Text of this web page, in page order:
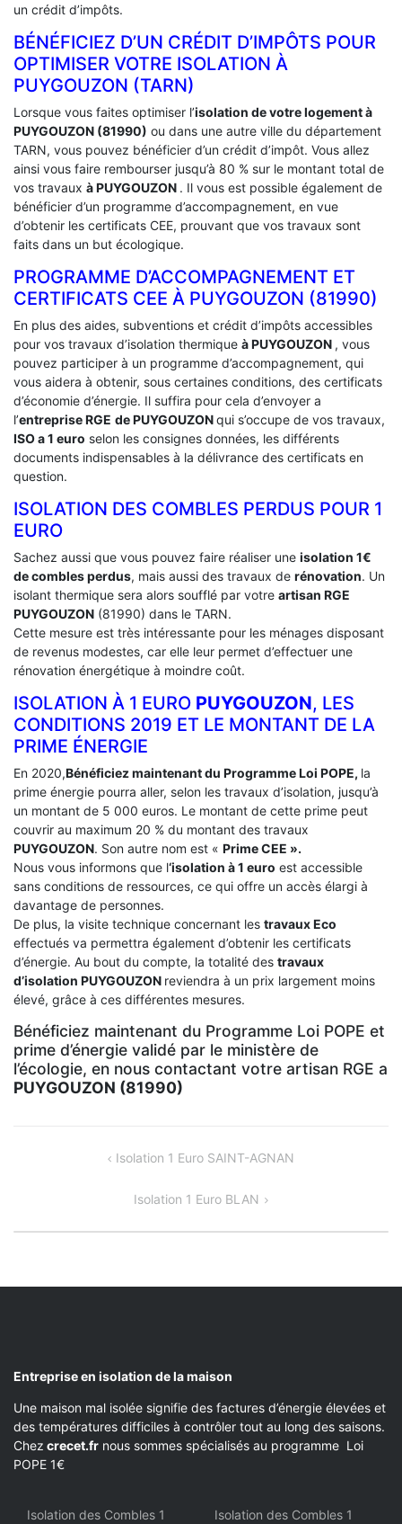
un crédit d’impôts.
BÉNÉFICIEZ D’UN CRÉDIT D’IMPÔTS POUR
OPTIMISER VOTRE ISOLATION À
‎PUYGOUZON (TARN)
Lorsque vous faites optimiser l’isolation de votre logement à
PUYGOUZON (81990) ou dans une autre ville du département
TARN, vous pouvez bénéficier d’un crédit d’impôt. Vous allez
ainsi vous faire rembourser jusqu’à 80 % sur le montant total de
vos travaux à PUYGOUZON . Il vous est possible également de
bénéficier d’un programme d’accompagnement, en vue
d’obtenir les certificats CEE, prouvant que vos travaux sont
faits dans un but écologique.
PROGRAMME D’ACCOMPAGNEMENT ET
CERTIFICATS CEE À ‎PUYGOUZON (81990)
En plus des aides, subventions et crédit d’impôts accessibles
pour vos travaux d’isolation thermique à PUYGOUZON , vous
pouvez participer à un programme d’accompagnement, qui
vous aidera à obtenir, sous certaines conditions, des certificats
d’économie d’énergie. Il suffira pour cela d’envoyer a
l’entreprise RGE de PUYGOUZONqui s’occupe de vos travaux,
ISO a 1 euro selon les consignes données, les différents
documents indispensables à la délivrance des certificats en
question.
ISOLATION DES COMBLES PERDUS POUR 1
EURO
Sachez aussi que vous pouvez faire réaliser une isolation 1€
de combles perdus, mais aussi des travaux de rénovation. Un
isolant thermique sera alors soufflé par votre artisan RGE
PUYGOUZON (81990) dans le TARN.
Cette mesure est très intéressante pour les ménages disposant
de revenus modestes, car elle leur permet d’effectuer une
rénovation énergétique à moindre coût.
ISOLATION À 1 EURO PUYGOUZON, LES
CONDITIONS 2019 ET LE MONTANT DE LA
PRIME ÉNERGIE
En 2020,Bénéficiez maintenant du Programme Loi POPE, la
prime énergie pourra aller, selon les travaux d’isolation, jusqu’à
un montant de 5 000 euros. Le montant de cette prime peut
couvrir au maximum 20 % du montant des travaux
PUYGOUZON. Son autre nom est « Prime CEE ».
Nous vous informons que l‘isolation à 1 euro est accessible
sans conditions de ressources, ce qui offre un accès élargi à
davantage de personnes.
De plus, la visite technique concernant les travaux Eco
effectués va permettra également d’obtenir les certificats
d’énergie. Au bout du compte, la totalité des travaux
d’isolation PUYGOUZON reviendra à un prix largement moins
élevé, grâce à ces différentes mesures.
Bénéficiez maintenant du Programme Loi POPE et
prime d’énergie validé par le ministère de
l’écologie, en nous contactant votre artisan RGE a
PUYGOUZON (81990)
NAVIGATIONIsolation 1 Euro SAINT-AGNAN
Isolation 1 Euro BLAN
Entreprise en isolation de la maison
Une maison mal isolée signifie des factures d’énergie élevées et
des températures difficiles à contrôler tout au long des saisons.
Chez crecet.fr nous sommes spécialisés au programme Loi
POPE 1€
Isolation des Combles 1 Isolation des Combles 1